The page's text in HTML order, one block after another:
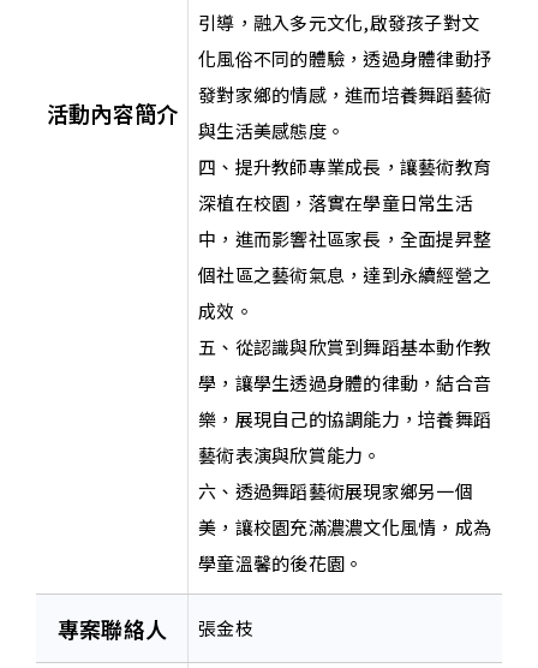
活動內容簡介
引導，融入多元文化,啟發孩子對文
化風俗不同的體驗，透過身體律動抒
發對家鄉的情感，進而培養舞蹈藝術
與生活美感態度。
四、提升教師專業成長，讓藝術教育
深植在校園，落實在學童日常生活
中，進而影響社區家長，全面提昇整
個社區之藝術氣息，達到永續經營之
成效。
五、從認識與欣賞到舞蹈基本動作教
學，讓學生透過身體的律動，結合音
樂，展現自己的協調能力，培養舞蹈
藝術表演與欣賞能力。
六、透過舞蹈藝術展現家鄉另一個
美，讓校園充滿濃濃文化風情，成為
學童溫馨的後花園。
專案聯絡人 張金枝